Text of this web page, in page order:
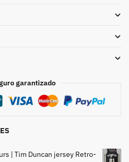
garantizado
| Tim Duncan jersey Retro-